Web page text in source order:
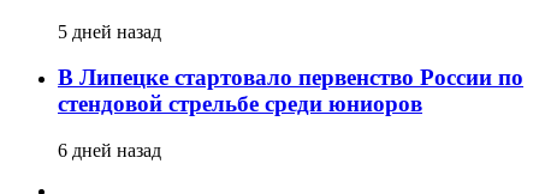
5 дней назад
В Липецке стартовало первенство России по
стендовой стрельбе среди юниоров
6 дней назад